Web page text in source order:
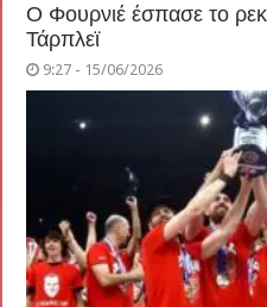
Ο Φουρνιέ έσπασε το
Τάρπλεϊ
9:27 - 15/06/2026